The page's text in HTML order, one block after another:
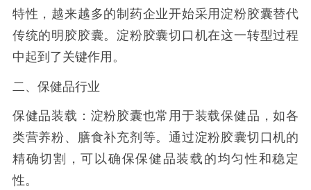
特性，越来越多的制药企业开始采用淀粉胶囊替代
传统的明胶胶囊。淀粉胶囊切口机在这一转型过程
中起到了关键作用。
二、保健品行业
保健品装载：淀粉胶囊也常用于装载保健品，如各
类营养粉、膳食补充剂等。通过淀粉胶囊切口机的
精确切割，可以确保保健品装载的均匀性和稳定
性。